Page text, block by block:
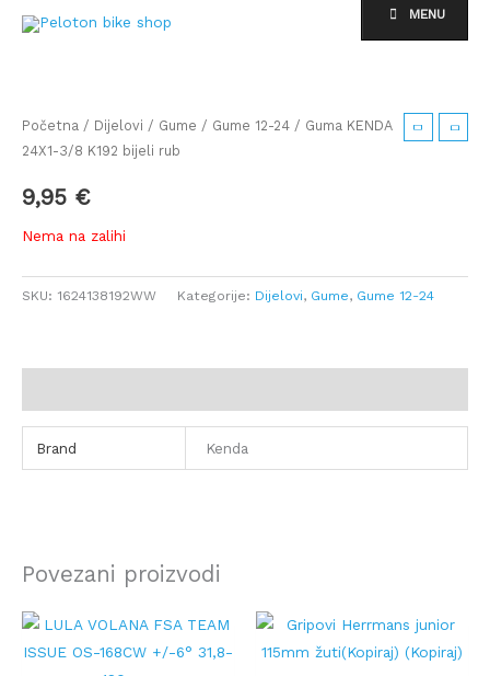
Skip
MENU
Početna / Dijelovi / Gume / Gume 12-24 / Guma KENDA
24X1-3/8 K192 bijeli rub
9,95 €
Nema na zalihi
SKU: 1624138192WW Kategorije: Dijelovi, Gume, Gume 12-24
Brand Kenda
Povezani proizvodi